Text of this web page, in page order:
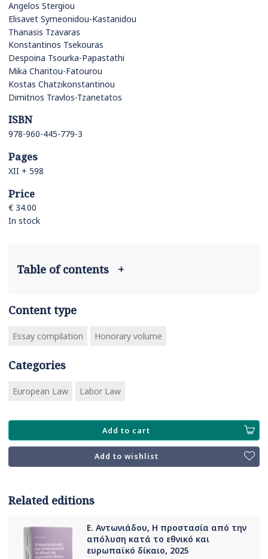
Angelos Stergiou
Elisavet Symeonidou-Kastanidou
Thanasis Tzavaras
Konstantinos Tsekouras
Despoina Tsourka-Papastathi
Mika Charitou-Fatourou
Kostas Chatzikonstantinou
Dimitrios Travlos-Tzanetatos
ISBN
978-960-445-779-3
Pages
ΧΙΙ + 598
Price
€ 34.00
In stock
Table of contents +
Content type
Essay compilation Honorary volume
Categories
European Law Labor Law
Add to cart
Add to wishlist
Related editions
Ε. Αντωνιάδου, Η προστασία από την
απόλυση κατά το εθνικό και
ευρωπαϊκό δίκαιο, 2025